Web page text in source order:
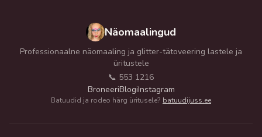
Näomaalingud
Professionaalne näomaaling ja glitter-tätoveering lastele ja
üritustele
📞 553 1216
BroneeriBlogiInstagram
Batuudid ja rodeo härg üritusele? batuudijuss.ee